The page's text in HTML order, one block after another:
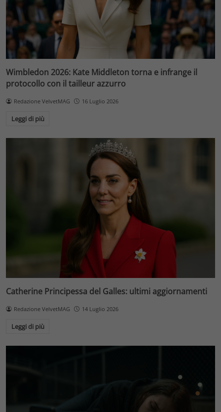
Wimbledon 2026: Kate Middleton torna e infrange il
protocollo con il tailleur azzurro
Redazione VelvetMAG 16 Luglio 2026
Leggi di più
Catherine Principessa del Galles: ultimi aggiornamenti
Redazione VelvetMAG 14 Luglio 2026
Leggi di più